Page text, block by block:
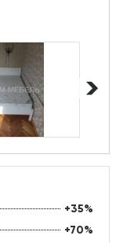
+35%
+70%